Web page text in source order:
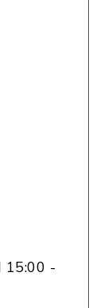
15:00 -